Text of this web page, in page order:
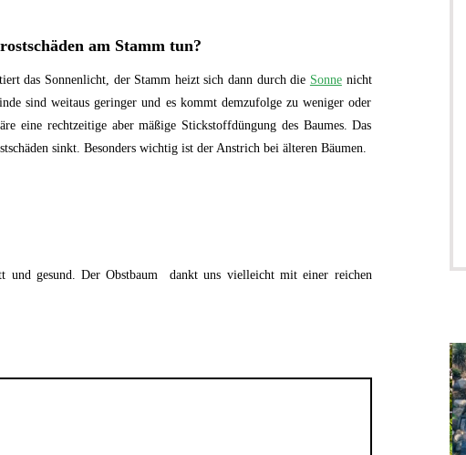
am Stamm tun?
das Sonnenlicht, der Stamm heizt sich dann durch die Sonnenicht
sind weitaus geringer und es kommt demzufolge zu weniger oder
eine rechtzeitige aber mäßige Stickstoffdüngung des Baumes. Das
sinkt. Besonders wichtig ist der Anstrich bei älteren Bäumen.
und gesund. Der Obstbaum dankt uns vielleicht mit einer reichen